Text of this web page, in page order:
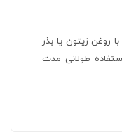
روغن زیتون یا بذر
طولانی مدت